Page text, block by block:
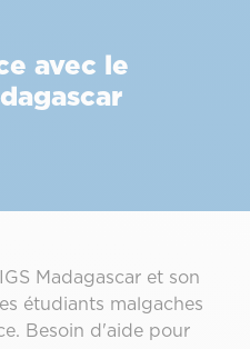
avec le
Madagascar et son
étudiants malgaches
Besoin d'aide pour